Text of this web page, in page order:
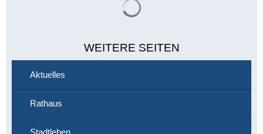
WEITERE SEITEN
Aktuelles
Rathaus
Stadtleben